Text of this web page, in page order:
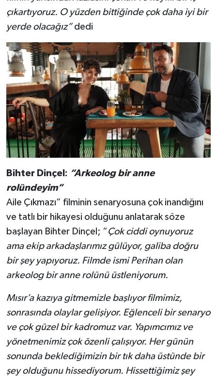
çıkartıyoruz. O yüzden bittiğinde çok daha iyi bir
yerde olacağız” dedi
Bihter Dinçel: “Arkeolog bir anne
rolündeyim”
Aile Çıkmazı” filminin senaryosuna çok inandığını
ve tatlı bir hikayesi olduğunu anlatarak söze
başlayan Bihter Dinçel; “ Çok ciddi oynuyoruz
ama ekip arkadaşlarımız gülüyor, galiba doğru
bir şey yapıyoruz. Filmde ismi Perihan olan
arkeolog bir anne rolünü üstleniyorum.
Mısır’a kazıya gitmemizle başlıyor filmimiz,
sonrasında olaylar gelişiyor. Eğlenceli bir senaryo
ve çok güzel bir kadromuz var. Yapımcımız ve
yönetmenimiz çok özenli çalışıyor. Her günün
sonunda beklediğimizin bir tık daha üstünde bir
şey olduğunu hissediyorum. Hissettiğimiz şey